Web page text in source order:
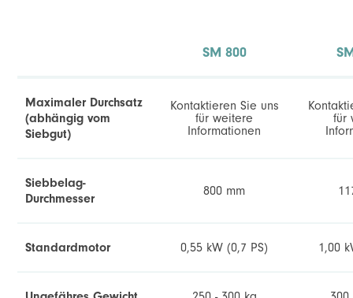
SM 800
Maximaler Durchsatz
(abhängig vom
Siebgut)
Kontaktieren Sie uns
für weitere
Informationen
für
Siebbelag-
Durchmesser
800 mm
Standardmotor 0,55 kW (0,7 PS) 1,00